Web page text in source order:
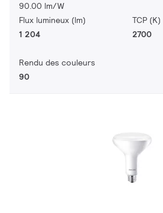
90.00 lm/W
Flux lumineux (lm)
1 204
TCP (K)
2700
Rendu des couleurs
90